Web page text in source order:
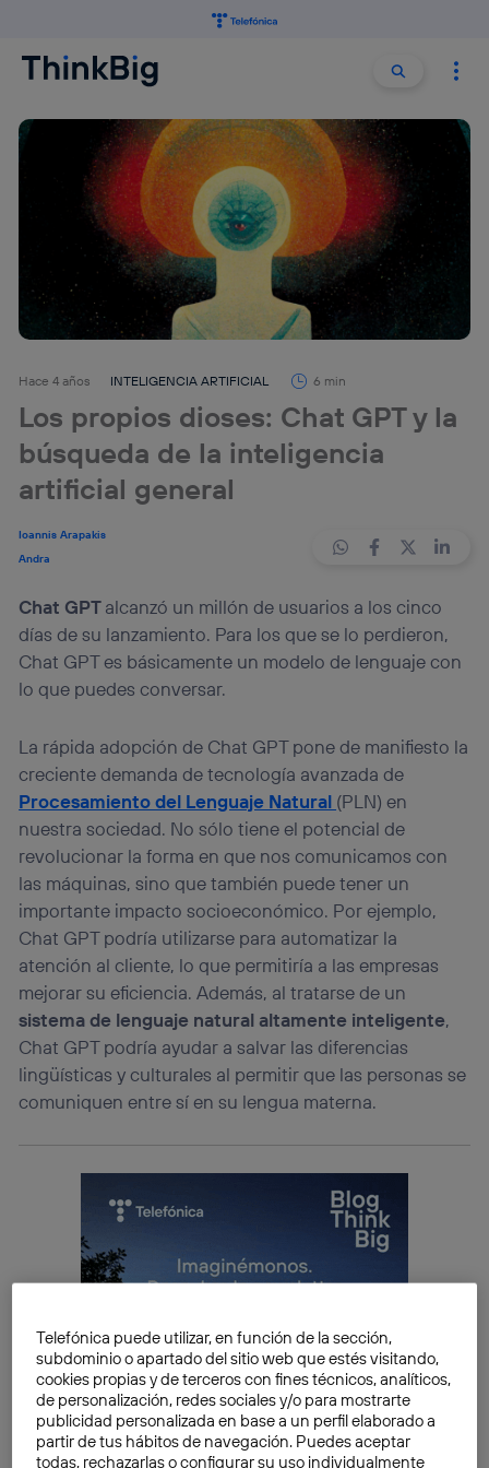
Buscar
Hace 4 años INTELIGENCIA ARTIFICIAL 6 min
Los propios dioses: Chat GPT y la
búsqueda de la inteligencia
artificial general
Ioannis Arapakis
Andra
Chat GPTalcanzó un millón de usuarios a los cinco
días de su lanzamiento. Para los que se lo perdieron,
Chat GPT es básicamente un modelo de lenguaje con
lo que puedes conversar.
La rápida adopción de Chat GPT pone de manifiesto la
creciente demanda de tecnología avanzada de
Procesamiento del Lenguaje Natural (PLN) en
nuestra sociedad. No sólo tiene el potencial de
revolucionar la forma en que nos comunicamos con
las máquinas, sino que también puede tener un
importante impacto socioeconómico. Por ejemplo,
Chat GPT podría utilizarse para automatizar la
atención al cliente, lo que permitiría a las empresas
mejorar su eficiencia. Además, al tratarse de un
sistema de lenguaje natural altamente inteligente,
Chat GPT podría ayudar a salvar las diferencias
lingüísticas y culturales al permitir que las personas se
comuniquen entre sí en su lengua materna.
Telefónica puede utilizar, en función de la sección,
subdominio o apartado del sitio web que estés visitando,
cookies propias y de terceros con fines técnicos, analíticos,
de personalización, redes sociales y/o para mostrarte
publicidad personalizada en base a un perfil elaborado a
partir de tus hábitos de navegación. Puedes aceptar
todas, rechazarlas o configurar su uso individualmente